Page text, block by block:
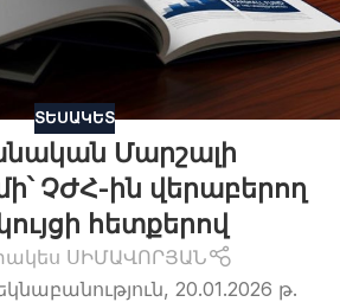
ՏԵՍԱԿԵՏ
Մարշալի
ՉԺՀ-ին վերաբերող
հետքերով
ՍԻՄԱՎՈՐՅԱՆ
20.01.2026 թ.